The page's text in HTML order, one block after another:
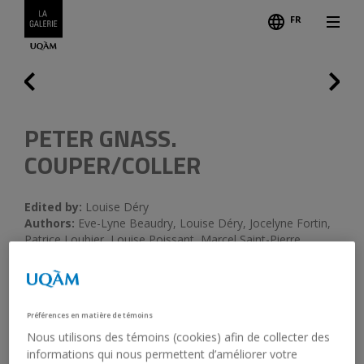
FR
PETER GNASS.
COUPER/COLLER
Edited by: Louise Déry
Authors: Eve-Lyne Beaudry, Louise Déry, Jocelyne Fortin,
Patrice Loubier, Louise Poissant, Marcel Saint-Pierre
2004, 128 p., couverture souple
Français
Table des matières
Graphisme : Makara
Préférences en matière de témoins
Nous utilisons des témoins (cookies) afin de collecter des
informations qui nous permettent d’améliorer votre